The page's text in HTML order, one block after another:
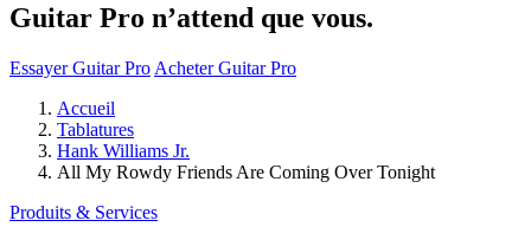
Guitar Pro n’attend que vous.
Essayer Guitar Pro Acheter Guitar Pro
Accueil
Tablatures
Hank Williams Jr.
All My Rowdy Friends Are Coming Over Tonight
Produits & Services